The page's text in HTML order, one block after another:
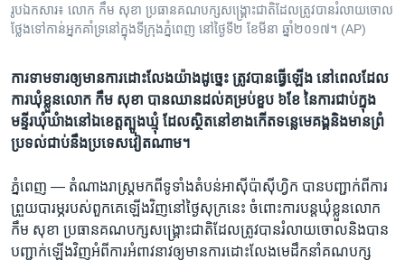
ទៅ​
ភាសា
រូបឯកសារ៖ លោក​ កឹម សុខា​ ​ប្រធាន​គណ​បក្ស​សង្គ្រោះ​ជាតិ​ដែល​ត្រូវបាន​រំលាយ​ចោល
ថ្លែងទៅកាន់​អ្នកគាំទ្រ​នៅក្នុងទីក្រុងភ្នំពេញ នៅថ្ងៃទី២ ខែមីនា ឆ្នាំ២០១៧។ (AP)
ការ​ទាម​ទារ​ឲ្យ​មាន​ការ​ដោះលែង​យ៉ាងដូច្នេះ​ ត្រូវបាន​ធ្វើ​ឡើង​​ នៅ​ពេល​ដែល​
ការ​ឃុំ​ខ្លួនលោក​ កឹម សុខា​ បាន​ឈានដល់​គម្រប់​ខួប​ ៦ខែ​ នៃការ​ជាប់​ក្នុង​
មន្ទីរ​ឃុំឃំាង​​នៅ​ឯ​ខេត្តត្បូងឃ្មុំ​ ដែល​ស្ថិត​នៅ​ខាង​កើត​ទន្លេ​មេគង្គ​និង​មាន​ព្រំ
ប្រទល់​ជាប់នឹង​ប្រទេស​វៀតណាម។
ភ្នំពេញ — តំណាងរាស្ត្រ​មកពី​ទូទាំង​តំបន់​អាស៊ី​ប៉ាស៊ីហ្វិក ​បាន​បញ្ជាក់​ពី​ការ​
ព្រួយ​បារម្ភ​របស់​ពួក​គេ​ឡើង​វិញ​នៅ​ថ្ងៃ​សុក្រ​នេះ​ ចំពោះ​ការ​បន្ត​ឃុំ​ខ្លួន​លោក​
កឹម សុខា​ ​ប្រធាន​គណ​បក្ស​សង្គ្រោះ​ជាតិ​ដែល​ត្រូវបាន​រំលាយ​ចោល​និងបាន​
បញ្ជាក់​ឡើង​វិញ​អំពី​ការ​អំពាវនាវ​ឲ្យ​មាន​ការ​ដោះលែង​មេដឹកនាំ​គណបក្ស​